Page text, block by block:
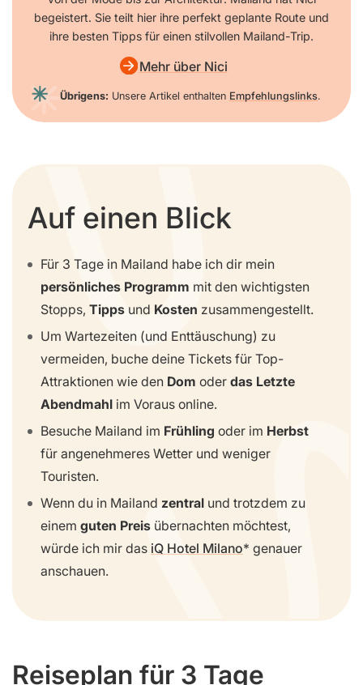
begeistert. Sie teilt hier ihre perfekt geplante Route und
ihre besten Tipps für einen stilvollen Mailand-Trip.
Mehr über Nici
Übrigens: Unsere Artikel enthalten Empfehlungslinks.
Auf einen Blick
Für 3 Tage in Mailand habe ich dir mein
persönliches Programm mit den wichtigsten
Stopps, Tipps und Kosten zusammengestellt.
Um Wartezeiten (und Enttäuschung) zu
vermeiden, buche deine Tickets für Top-
Attraktionen wie den Dom oder das Letzte
Abendmahl im Voraus online.
Besuche Mailand im Frühling oder im Herbst
für angenehmeres Wetter und weniger
Touristen.
Wenn du in Mailand zentral und trotzdem zu
einem guten Preis übernachten möchtest,
würde ich mir das iQ Hotel Milano
genauer
anschauen.
Reiseplan für 3 Tage